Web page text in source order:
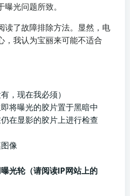
光问题所致。
读了故障排除方法。显然，电
，我认为宝丽来可能不适合
，现在我必须）
将曝光的胶片置于黑暗中
在显影的胶片上进行检查
像
光轮（请阅读IP网站上的